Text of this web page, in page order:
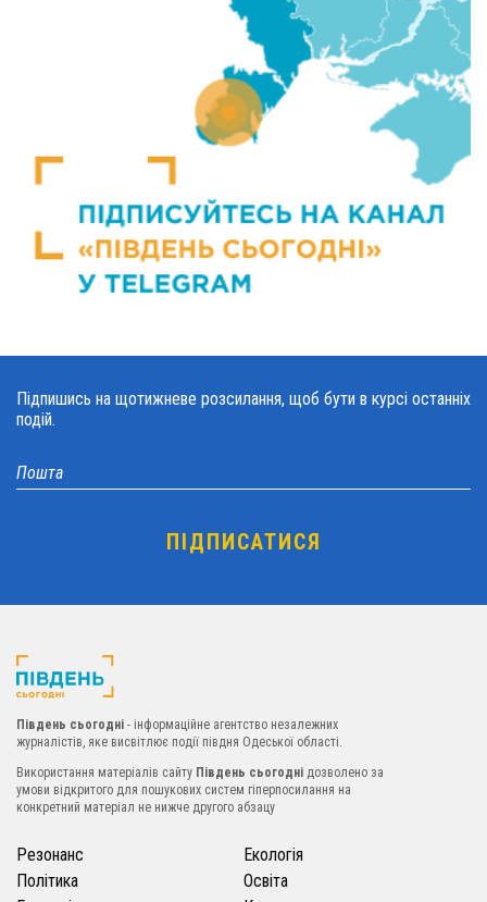
Підпишись на щотижневе розсилання, щоб бути в курсі останніх
подій.
Південь сьогодні - інформаційне агентство незалежних
журналістів, яке висвітлює події півдня Одеської області.
Використання матеріалів сайту Південь сьогодні дозволено за
умови відкритого для пошукових систем гіперпосилання на
конкретний матеріал не нижче другого абзацу
Резонанс
Політика
Екологія
Освіта